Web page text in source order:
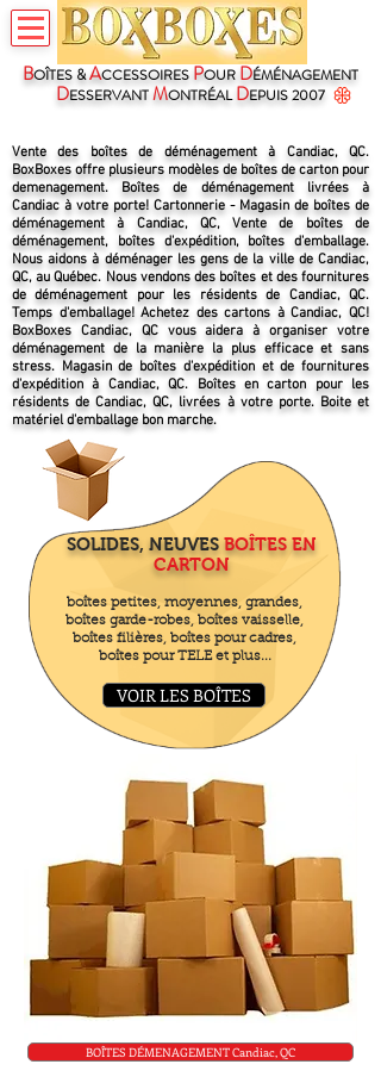
BOÎTES &ACCESSOIRES POUR DÉMÉNAGEMENT
DESSERVANTMONTRÉALDEPUIS 2007
Vente des boîtes de déménagement à Candiac, QC.
BoxBoxes offre plusieurs modèles de boîtes de carton pour
demenagement. Boîtes de déménagement livrées à
Candiac à votre porte! Cartonnerie - Magasin de boîtes de
déménagement à Candiac, QC, Vente de boîtes de
déménagement, boîtes d'expédition, boîtes d'emballage.
Nous aidons à déménager les gens de la ville de Candiac,
QC, au Québec. Nous vendons des boîtes et des fournitures
de déménagement pour les résidents de Candiac, QC.
Temps d'emballage! Achetez des cartons à Candiac, QC!
BoxBoxes Candiac, QC vous aidera à organiser votre
déménagement de la manière la plus efficace et sans
stress. Magasin de boîtes d'expédition et de fournitures
d'expédition à Candiac, QC. Boîtes en carton pour les
résidents de Candiac, QC, livrées à votre porte. Boite et
matériel d'emballage bon marche.
SOLIDES, NEUVES BOÎTES EN
CARTON
boîtes petites, moyennes, grandes,
boîtes garde-robes, boîtes vaisselle,
boîtes filières, boîtes pour cadres,
boîtes pour TELE et plus...
VOIR LES BOÎTES
BOÎTES DÉMENAGEMENT Candiac, QC